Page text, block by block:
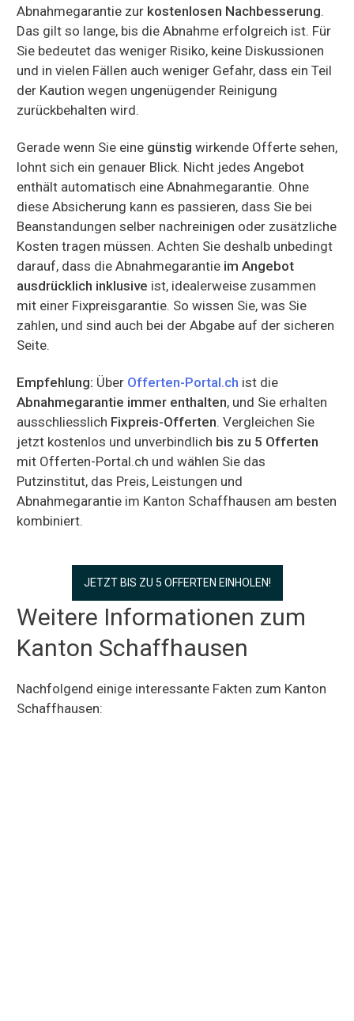
Abnahmegarantie zur kostenlosen Nachbesserung.
Das gilt so lange, bis die Abnahme erfolgreich ist. Für
Sie bedeutet das weniger Risiko, keine Diskussionen
und in vielen Fällen auch weniger Gefahr, dass ein Teil
der Kaution wegen ungenügender Reinigung
zurückbehalten wird.
Gerade wenn Sie eine günstig wirkende Offerte sehen,
lohnt sich ein genauer Blick. Nicht jedes Angebot
enthält automatisch eine Abnahmegarantie. Ohne
diese Absicherung kann es passieren, dass Sie bei
Beanstandungen selber nachreinigen oder zusätzliche
Kosten tragen müssen. Achten Sie deshalb unbedingt
darauf, dass die Abnahmegarantie im Angebot
ausdrücklich inklusive ist, idealerweise zusammen
mit einer Fixpreisgarantie. So wissen Sie, was Sie
zahlen, und sind auch bei der Abgabe auf der sicheren
Seite.
Empfehlung: Über Offerten-Portal.ch ist die
Abnahmegarantie immer enthalten, und Sie erhalten
ausschliesslich Fixpreis-Offerten. Vergleichen Sie
jetzt kostenlos und unverbindlich bis zu 5 Offerten
mit Offerten-Portal.ch und wählen Sie das
Putzinstitut, das Preis, Leistungen und
Abnahmegarantie im Kanton Schaffhausen am besten
kombiniert.
JETZT BIS ZU 5 OFFERTEN EINHOLEN!
Weitere Informationen zum
Kanton Schaffhausen
Nachfolgend einige interessante Fakten zum Kanton
Schaffhausen: